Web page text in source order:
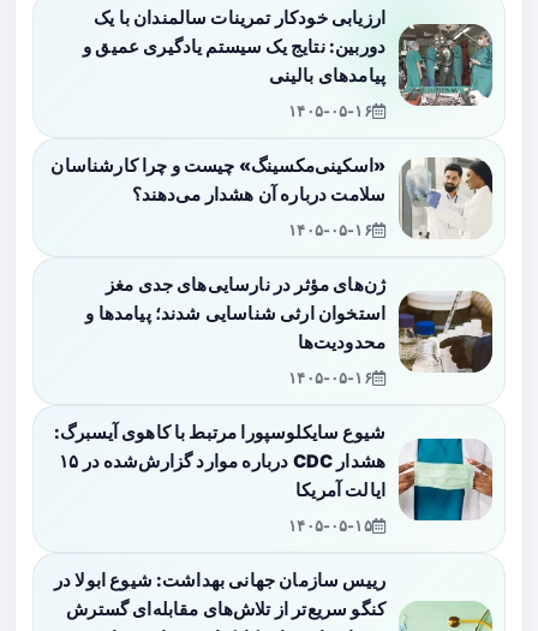
ارزیابی خودکار تمرینات سالمندان با یک
دوربین: نتایج یک سیستم یادگیری عمیق و
پیامدهای بالینی
۱۴۰۵-۰۵-۱۶
«اسکینی‌مکسینگ» چیست و چرا کارشناسان
سلامت درباره آن هشدار می‌دهند؟
۱۴۰۵-۰۵-۱۶
ژن‌های مؤثر در نارسایی‌های جدی مغز
استخوان ارثی شناسایی شدند؛ پیامدها و
محدودیت‌ها
۱۴۰۵-۰۵-۱۶
شیوع سایکلوسپورا مرتبط با کاهوی آیسبرگ:
هشدار CDC درباره موارد گزارش‌شده در ۱۵
ایالت آمریکا
۱۴۰۵-۰۵-۱۵
رییس سازمان جهانی بهداشت: شیوع ابولا در
کنگو سریع‌تر از تلاش‌های مقابله‌ای گسترش